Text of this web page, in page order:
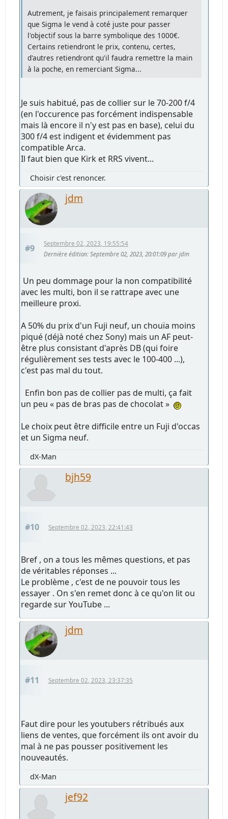
Autrement, je faisais principalement remarquer
que Sigma le vend à coté juste pour passer
l'objectif sous la barre symbolique des 1000€.
Certains retiendront le prix, contenu, certes,
d'autres retiendront qu'il faudra remettre la main
à la poche, en remerciant Sigma...
Je suis habitué, pas de collier sur le 70-200 f/4
(en l'occurence pas forcément indispensable
mais là encore il n'y est pas en base), celui du
300 f/4 est indigent et évidemment pas
compatible Arca.
Il faut bien que Kirk et RRS vivent...
Choisir c'est renoncer.
jdm
#9
Septembre 02, 2023, 19:55:54
Dernière édition: Septembre 02, 2023, 20:01:09 par jdm
Un peu dommage pour la non compatibilité
avec les multi, bon il se rattrape avec une
meilleure proxi.
A 50% du prix d'un Fuji neuf, un chouïa moins
piqué (déjà noté chez Sony) mais un AF peut-
être plus consistant d'après DB (qui foire
régulièrement ses tests avec le 100-400 ...),
c'est pas mal du tout.
Enfin bon pas de collier pas de multi, ça fait
un peu « pas de bras pas de chocolat »
Le choix peut être difficile entre un Fuji d'occas
et un Sigma neuf.
dX-Man
bjh59
#10 Septembre 02, 2023, 22:41:43
Bref , on a tous les mêmes questions, et pas
de véritables réponses ...
Le problème , c'est de ne pouvoir tous les
essayer . On s'en remet donc à ce qu'on lit ou
regarde sur YouTube ...
jdm
#11 Septembre 02, 2023, 23:37:35
Faut dire pour les youtubers rétribués aux
liens de ventes, que forcément ils ont avoir du
mal à ne pas pousser positivement les
nouveautés.
dX-Man
jef92